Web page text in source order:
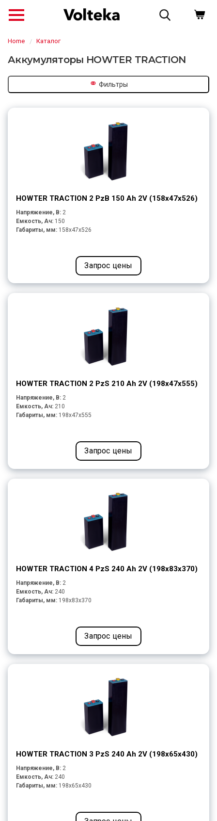
Home Каталог
Аккумуляторы HOWTER TRACTION
⚭ Фильтры
HOWTER TRACTION 2 PzB 150 Ah 2V (158x47x526)
Напряжение, В: 2
Емкость, Ач: 150
Габариты, мм: 158x47x526
Запрос цены
HOWTER TRACTION 2 PzS 210 Ah 2V (198x47x555)
Напряжение, В: 2
Емкость, Ач: 210
Габариты, мм: 198x47x555
Запрос цены
HOWTER TRACTION 4 PzS 240 Ah 2V (198x83x370)
Напряжение, В: 2
Емкость, Ач: 240
Габариты, мм: 198x83x370
Запрос цены
HOWTER TRACTION 3 PzS 240 Ah 2V (198x65x430)
Напряжение, В: 2
Емкость, Ач: 240
Габариты, мм: 198x65x430